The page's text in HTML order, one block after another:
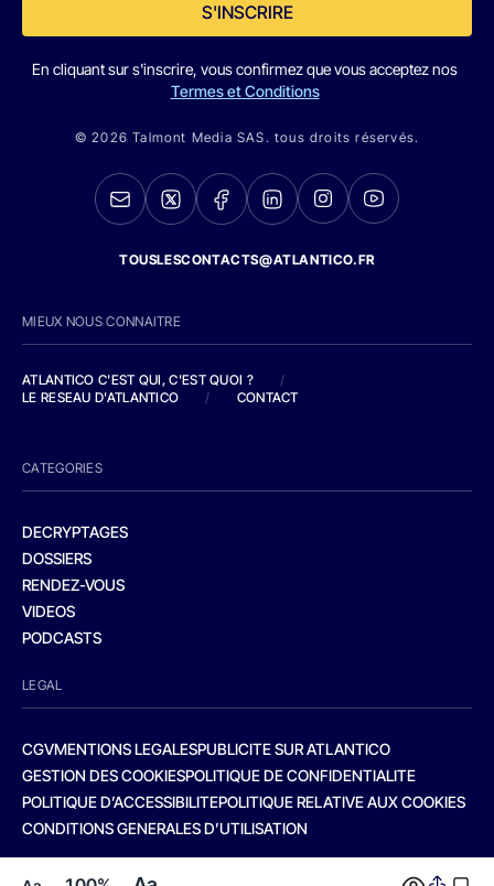
S'INSCRIRE
En cliquant sur s'inscrire, vous confirmez que vous acceptez nos
Termes et Conditions
© 2026 Talmont Media SAS. tous droits réservés.
TOUSLESCONTACTS@ATLANTICO.FR
MIEUX NOUS CONNAITRE
ATLANTICO C'EST QUI, C'EST QUOI ?
/
LE RESEAU D'ATLANTICO
/ CONTACT
CATEGORIES
DECRYPTAGES
DOSSIERS
RENDEZ-VOUS
VIDEOS
PODCASTS
LEGAL
CGVMENTIONS LEGALESPUBLICITE SUR ATLANTICO
GESTION DES COOKIESPOLITIQUE DE CONFIDENTIALITE
POLITIQUE D’ACCESSIBILITEPOLITIQUE RELATIVE AUX COOKIES
CONDITIONS GENERALES D’UTILISATION